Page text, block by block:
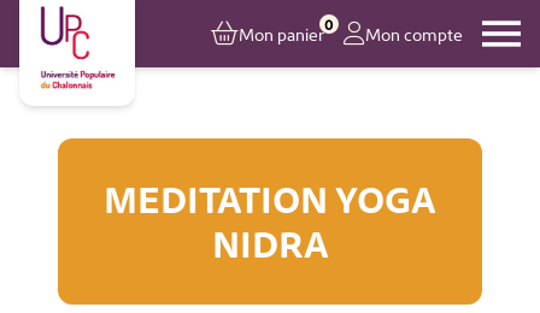
Mon panier0 Mon compte
MEDITATION YOGA
NIDRA